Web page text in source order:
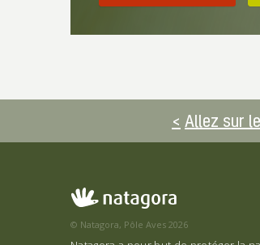
Allez sur
© Natagora, Pôle Aves 2026